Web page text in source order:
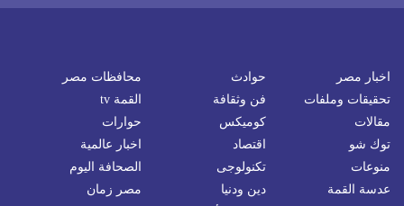
اخبار مصر حوادث
محافظات مصر
تحقيقات وملفات
فن وثقافة
القمة tv
مقالات
كوميكس
حوارات
توك شو
اقتصاد
اخبار عالمية
منوعات
تكنولوجى
الصحافة اليوم
عدسة القمة
دين ودنيا
مصر زمان